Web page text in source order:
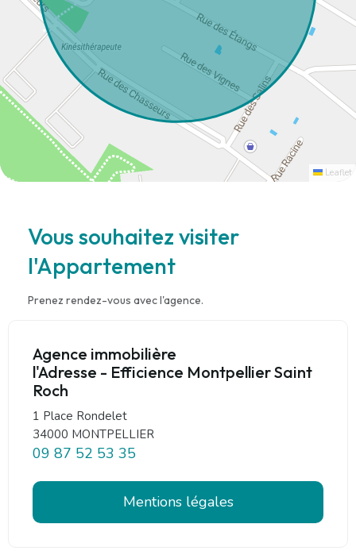
Leaflet
Vous souhaitez visiter
l'Appartement
Prenez rendez-vous avec l'agence.
Agence immobilière
l'Adresse - Efficience Montpellier Saint
Roch
1 Place Rondelet
34000 MONTPELLIER
09 87 52 53 35
Mentions légales